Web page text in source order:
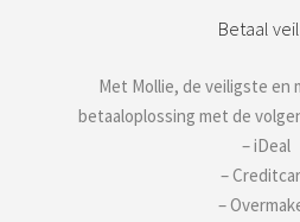
Betaal
Met Mollie, de veiligste en
betaaloplossing met de
– iDeal
–
–